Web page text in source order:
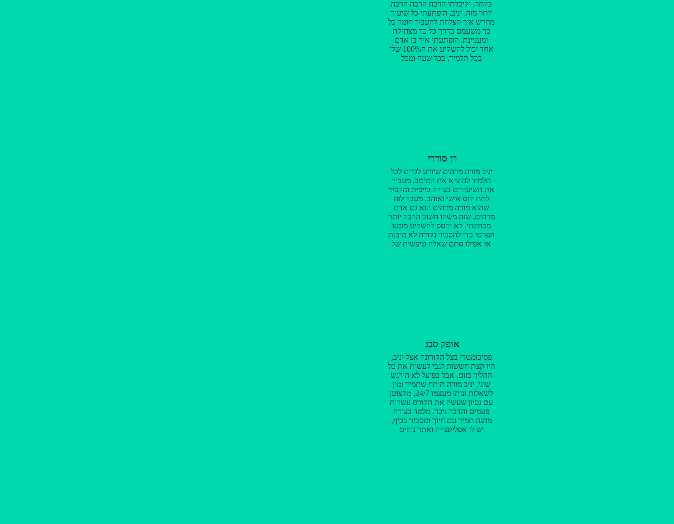
ביותר, וקיבלתי הרבה הרבה הרבה
יותר מזה. יניב, הופתעתי כל שיעור
מחדש איך הצלחת להעביר חומר כל
כך משעמם בדרך כל כך מצחיקה
ומעניינת. הופתעתי איך בן אדם
אחד יכול להשקיע את ה100% שלו
בכל תלמיד, בכל שעה ומכל
להיות מופתעת ופשוט הייתי גאה
שבחרתי לעבור את הסיוט הזה
שנקרא פסיכומטרי, במקום הטוב
ביותר תודה על הכל ! ! !
רן סודרי
יניב מורה מדהים שיודע לגרום לכל
תלמיד להוציא את המיטב. מעביר
את השיעורים בצורה כייפית ומקפיד
לתת יחס אישי ואוהב. מעבר לזה
שהוא מורה מדהים הוא גם אדם
מדהים, שזה משהו חשוב הרבה יותר
מבחינתי. לא יהסס להשקיע מזמנו
הפרטי כדי להסביר נקודה לא מובנת
או אפילו סתם שאלה טיפשית של
אופק סבג
פסיכומטרי בצל הקורונה אצל יניב,
היו קצת חששות לגבי לעשות את כל
ההליך בזום, אבל בפועל לא הורגש
שוני. יניב מורה תותח שתמיד זמין
לשאלות ונותן מעצמו 24/7, מקצוען
עם נסיון שעשה את הקורס עשרות
פעמים והדבר ניכר. מלמד בצורה
מהנה תמיד עם חיוך ומסביר בכיף,
יש לו אפליקצייה ואתר נוחים